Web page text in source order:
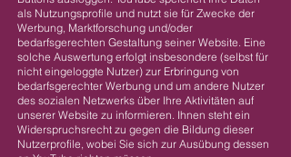
als Nutzungsprofile und nutzt sie für Zwecke der
Werbung, Marktforschung und/oder
bedarfsgerechten Gestaltung seiner Website. Eine
solche Auswertung erfolgt insbesondere (selbst für
nicht eingeloggte Nutzer) zur Erbringung von
bedarfsgerechter Werbung und um andere Nutzer
des sozialen Netzwerks über Ihre Aktivitäten auf
unserer Website zu informieren. Ihnen steht ein
Widerspruchsrecht zu gegen die Bildung dieser
Nutzerprofile, wobei Sie sich zur Ausübung dessen